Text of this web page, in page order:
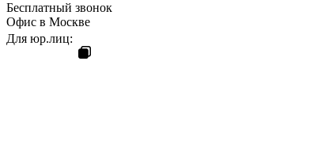
Бесплатный звонок
Офис в Москве
Для юр.лиц: